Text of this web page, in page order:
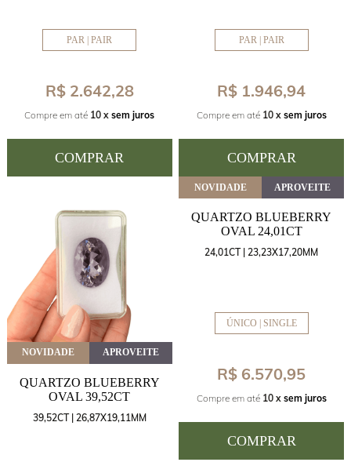
PAR | PAIR
R$ 2.642,28
Compre em até 10 x sem juros
COMPRAR
PAR | PAIR
R$ 1.946,94
Compre em até 10 x sem juros
COMPRAR
NOVIDADE APROVEITE
QUARTZO BLUEBERRY
OVAL 39,52CT
39,52CT | 26,87X19,11MM
NOVIDADE APROVEITE
QUARTZO BLUEBERRY
OVAL 24,01CT
24,01CT | 23,23X17,20MM
ÚNICO | SINGLE
R$ 6.570,95
Compre em até 10 x sem juros
COMPRAR